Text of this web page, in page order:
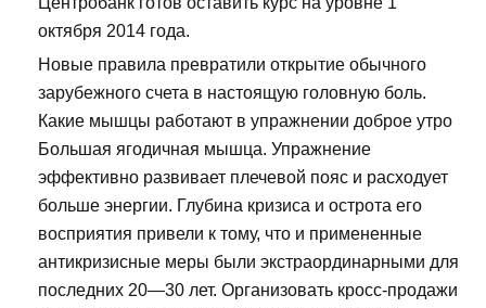
октября 2014 года.
Новые правила превратили открытие обычного
зарубежного счета в настоящую головную боль.
Какие мышцы работают в упражнении доброе утро
Большая ягодичная мышца. Упражнение
эффективно развивает плечевой пояс и расходует
больше энергии. Глубина кризиса и острота его
восприятия привели к тому, что и примененные
антикризисные меры были экстраординарными для
последних 20—30 лет. Организовать кросс-продажи